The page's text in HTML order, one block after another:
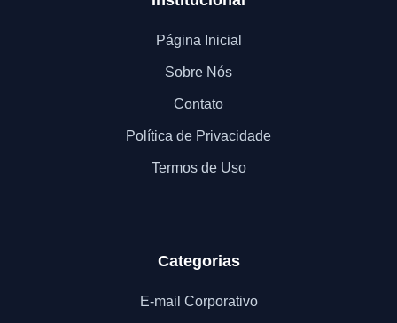
Página Inicial
Sobre Nós
Contato
Política de Privacidade
Termos de Uso
Categorias
E-mail Corporativo